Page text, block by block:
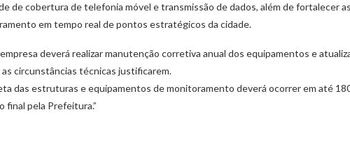
de cobertura de telefonia móvel e transmissão de dados, além de fortalecer
em tempo real de pontos estratégicos da cidade.
deverá realizar manutenção corretiva anual dos equipamentos e
circunstâncias técnicas justificarem.
das estruturas e equipamentos de monitoramento deverá ocorrer em até
final pela Prefeitura.”